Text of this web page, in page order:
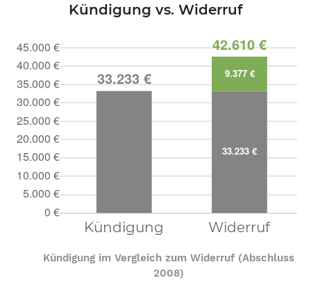
Kündigung vs. Widerruf
Kündigung im Vergleich zum Widerruf (Abschluss
2008)